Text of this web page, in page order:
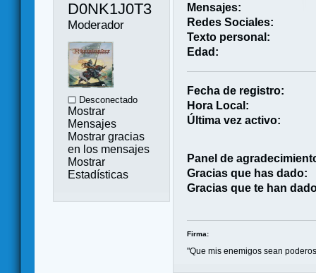
Moderador
Desconectado
Mostrar
Mensajes
Mostrar gracias
en los mensajes
Mostrar
Estadísticas
Mensajes:
Redes Sociales:
Texto personal:
Edad:
Fecha de registro:
Hora Local:
Última vez activo:
Panel de
Gracias que has dado:
Gracias que te han
Firma:
"Que mis enemigos sean